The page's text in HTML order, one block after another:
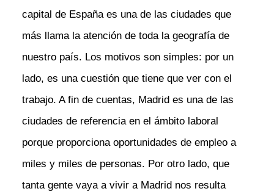
capital de España es una de las ciudades que
más llama la atención de toda la geografía de
nuestro país. Los motivos son simples: por un
lado, es una cuestión que tiene que ver con el
trabajo. A fin de cuentas, Madrid es una de las
ciudades de referencia en el ámbito laboral
porque proporciona oportunidades de empleo a
miles y miles de personas. Por otro lado, que
tanta gente vaya a vivir a Madrid nos resulta